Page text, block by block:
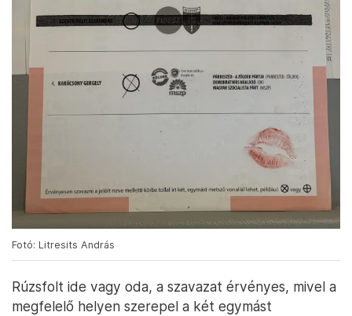
Fotó: Litresits András
Rúzsfolt ide vagy oda, a szavazat érvényes, mivel a
megfelelő helyen szerepel a két egymást